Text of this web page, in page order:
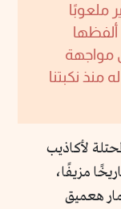
ملعوبًا
مواجهة
منذ نكبتنا
لأكاذيب
مزيفًا،
هعميق